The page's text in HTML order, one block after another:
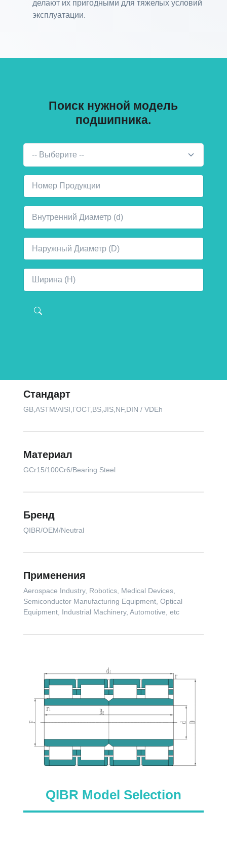
делают их пригодными для тяжелых условий
эксплуатации.
Поиск нужной модель
подшипника.
-- Выберите --
Стандарт
GB,ASTM/AISI,ГОСТ,BS,JIS,NF,DIN / VDEh
Материал
GCr15/100Cr6/Bearing Steel
Бренд
QIBR/OEM/Neutral
Применения
Aerospace Industry, Robotics, Medical Devices,
Semiconductor Manufacturing Equipment, Optical
Equipment, Industrial Machinery, Automotive, etc
QIBR Model Selection